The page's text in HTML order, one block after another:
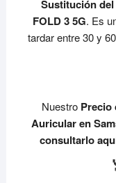
Sustitución
FOLD 3 5G. Es
tardar entre 30 y
Nuestro Precio
Auricular en
consultarlo